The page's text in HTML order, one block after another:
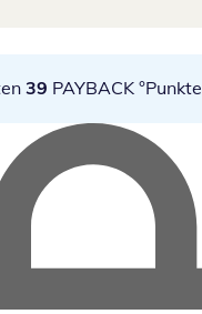
39 PAYBACK °Punkte